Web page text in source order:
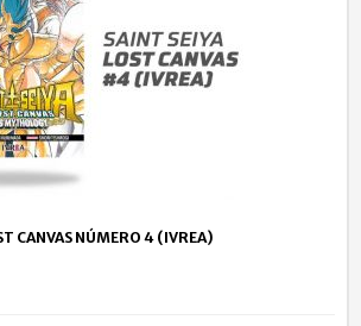
CANVAS NÚMERO 4 (IVREA)